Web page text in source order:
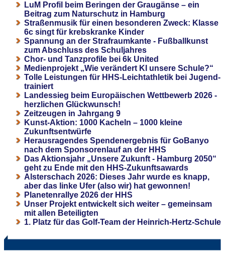
LuM Profil beim Beringen der Graugänse – ein
Beitrag zum Naturschutz in Hamburg
Straßenmusik für einen besonderen Zweck: Klasse
6c singt für krebskranke Kinder
Spannung an der Strafraumkante - Fußballkunst
zum Abschluss des Schuljahres
Chor- und Tanzprofile bei 6k United
Medienprojekt „Wie verändert KI unsere Schule?“
Tolle Leistungen für HHS-Leichtathletik bei Jugend-
trainiert
Landessieg beim Europäischen Wettbewerb 2026 -
herzlichen Glückwunsch!
Zeitzeugen in Jahrgang 9
Kunst-Aktion: 1000 Kacheln – 1000 kleine
Zukunftsentwürfe
Herausragendes Spendenergebnis für GoBanyo
nach dem Sponsorenlauf an der HHS
Das Aktionsjahr „Unsere Zukunft - Hamburg 2050“
geht zu Ende mit den HHS-Zukunftsawards
Alsterschach 2026: Dieses Jahr wurde es knapp,
aber das linke Ufer (also wir) hat gewonnen!
Planetenrallye 2026 der HHS
Unser Projekt entwickelt sich weiter – gemeinsam
mit allen Beteiligten
1. Platz für das Golf-Team der Heinrich-Hertz-Schule